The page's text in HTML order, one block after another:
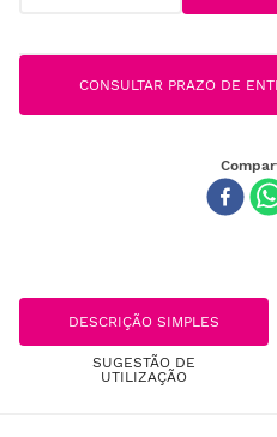
CONSULTAR PRAZO DE
DESCRIÇÃO SIMPLES
SUGESTÃO DE
UTILIZAÇÃO